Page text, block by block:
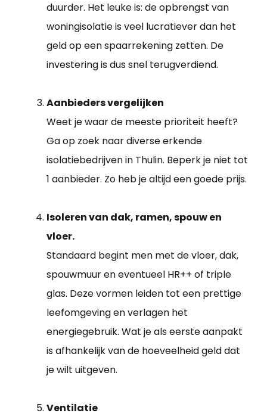
duurder. Het leuke is: de opbrengst van
woningisolatie is veel lucratiever dan het
geld op een spaarrekening zetten. De
investering is dus snel terugverdiend.
Aanbieders vergelijken
Weet je waar de meeste prioriteit heeft?
Ga op zoek naar diverse erkende
isolatiebedrijven in Thulin. Beperk je niet tot
1 aanbieder. Zo heb je altijd een goede prijs.
Isoleren van dak, ramen, spouw en
vloer.
Standaard begint men met de vloer, dak,
spouwmuur en eventueel HR++ of triple
glas. Deze vormen leiden tot een prettige
leefomgeving en verlagen het
energiegebruik. Wat je als eerste aanpakt
is afhankelijk van de hoeveelheid geld dat
je wilt uitgeven.
Ventilatie